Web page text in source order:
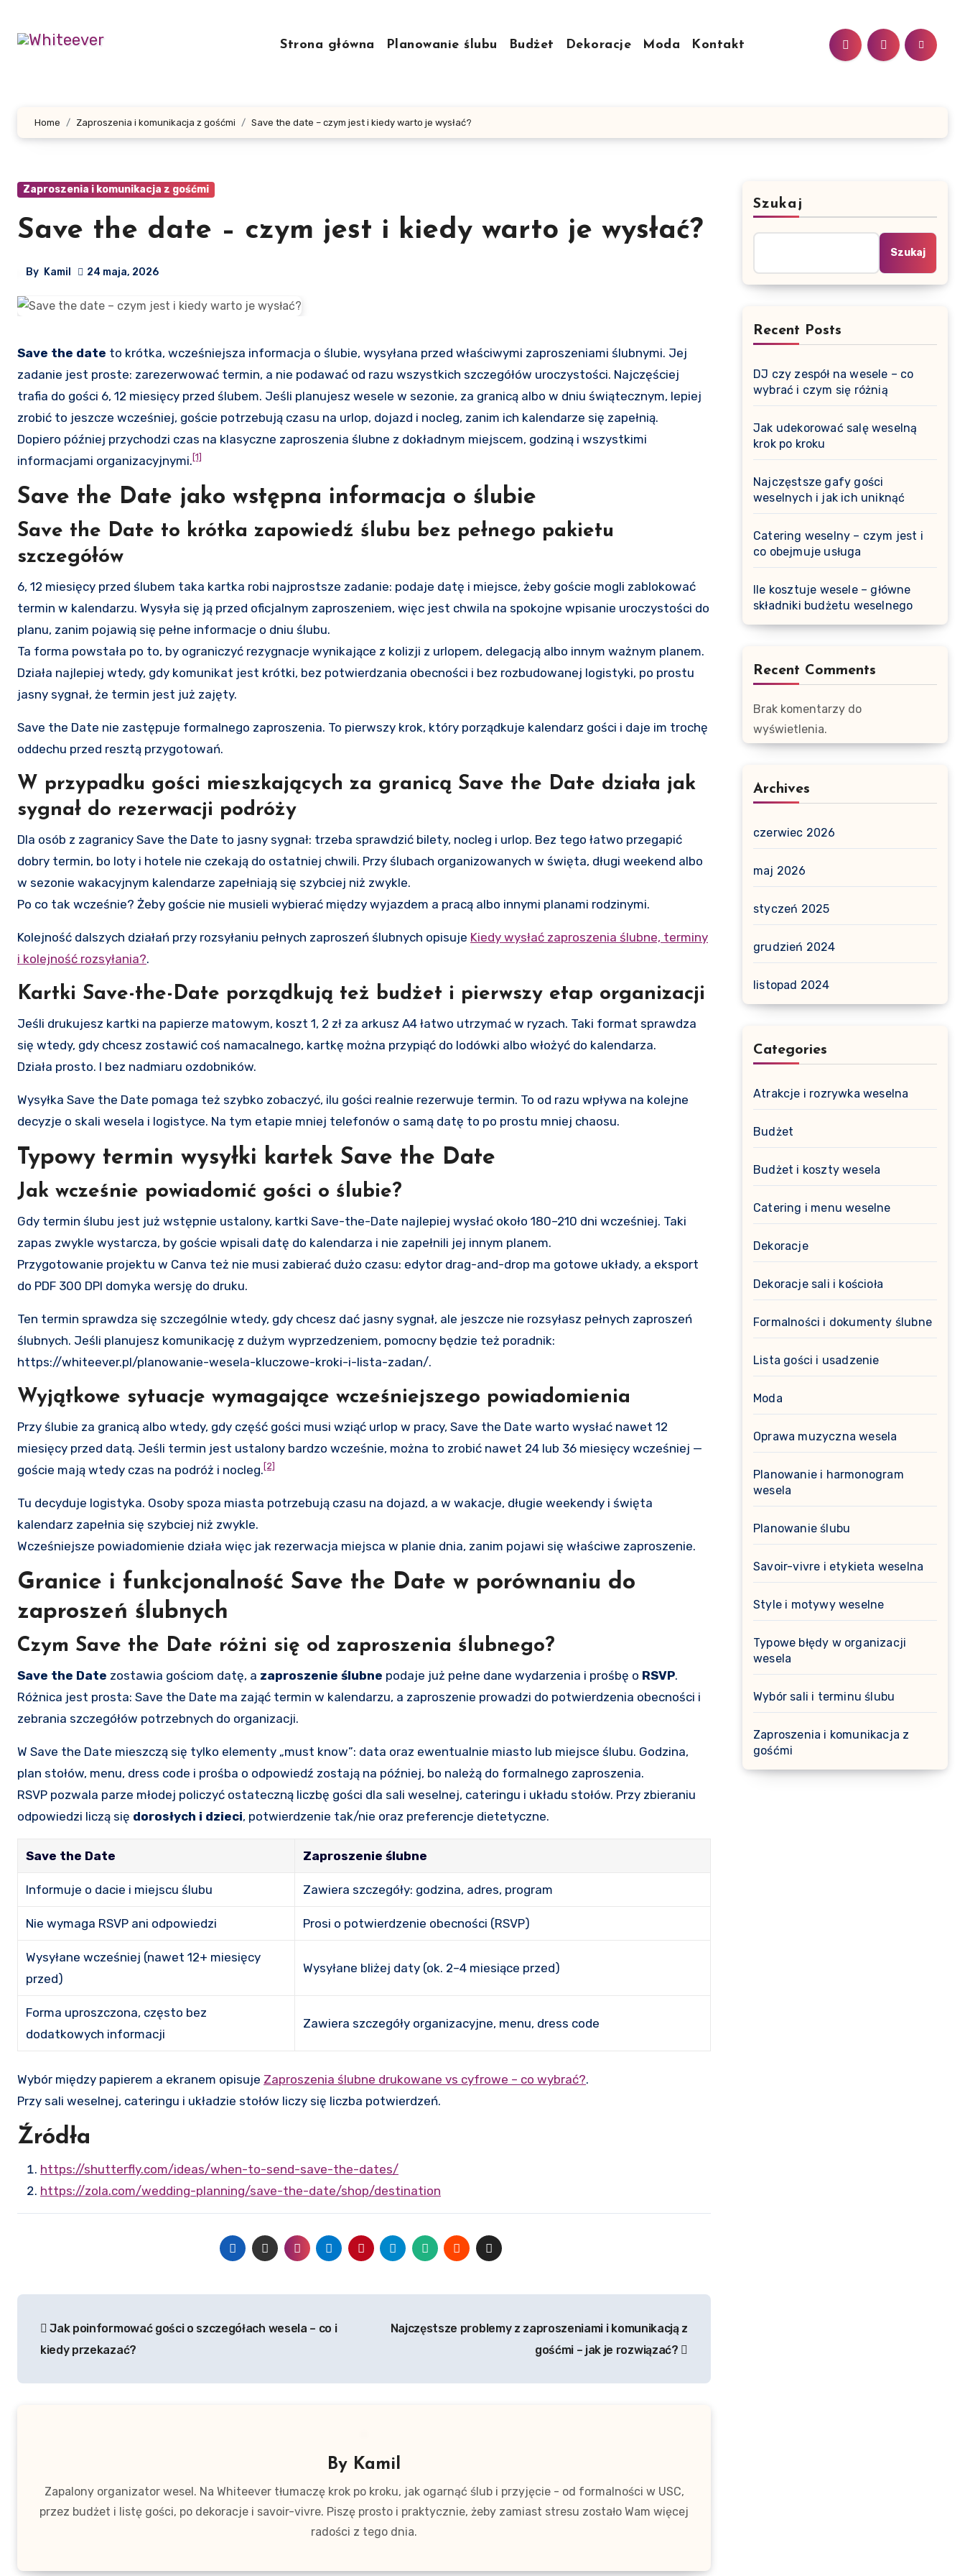
content
Strona główna Planowanie ślubu Budżet Dekoracje Moda Kontakt
Home Zaproszenia i komunikacja z gośćmi Save the date – czym jest i kiedy warto je wysłać?
Zaproszenia i komunikacja z gośćmi
Save the date – czym jest i kiedy warto je wysłać?
By Kamil 24 maja, 2026
Save the date to krótka, wcześniejsza informacja o ślubie, wysyłana przed właściwymi zaproszeniami ślubnymi. Jej
zadanie jest proste: zarezerwować termin, a nie podawać od razu wszystkich szczegółów uroczystości. Najczęściej
trafia do gości 6, 12 miesięcy przed ślubem. Jeśli planujesz wesele w sezonie, za granicą albo w dniu świątecznym, lepiej
zrobić to jeszcze wcześniej, goście potrzebują czasu na urlop, dojazd i nocleg, zanim ich kalendarze się zapełnią.
Dopiero później przychodzi czas na klasyczne zaproszenia ślubne z dokładnym miejscem, godziną i wszystkimi
informacjami organizacyjnymi. [1]
Save the Date jako wstępna informacja o ślubie
Save the Date to krótka zapowiedź ślubu bez pełnego pakietu
szczegółów
6, 12 miesięcy przed ślubem taka kartka robi najprostsze zadanie: podaje datę i miejsce, żeby goście mogli zablokować
termin w kalendarzu. Wysyła się ją przed oficjalnym zaproszeniem, więc jest chwila na spokojne wpisanie uroczystości do
planu, zanim pojawią się pełne informacje o dniu ślubu.
Ta forma powstała po to, by ograniczyć rezygnacje wynikające z kolizji z urlopem, delegacją albo innym ważnym planem.
Działa najlepiej wtedy, gdy komunikat jest krótki, bez potwierdzania obecności i bez rozbudowanej logistyki, po prostu
jasny sygnał, że termin jest już zajęty.
Save the Date nie zastępuje formalnego zaproszenia. To pierwszy krok, który porządkuje kalendarz gości i daje im trochę
oddechu przed resztą przygotowań.
W przypadku gości mieszkających za granicą Save the Date działa jak
sygnał do rezerwacji podróży
Dla osób z zagranicy Save the Date to jasny sygnał: trzeba sprawdzić bilety, nocleg i urlop. Bez tego łatwo przegapić
dobry termin, bo loty i hotele nie czekają do ostatniej chwili. Przy ślubach organizowanych w święta, długi weekend albo
w sezonie wakacyjnym kalendarze zapełniają się szybciej niż zwykle.
Po co tak wcześnie? Żeby goście nie musieli wybierać między wyjazdem a pracą albo innymi planami rodzinymi.
Kolejność dalszych działań przy rozsyłaniu pełnych zaproszeń ślubnych opisuje Kiedy wysłać zaproszenia ślubne, terminy
i kolejność rozsyłania?.
Kartki Save-the-Date porządkują też budżet i pierwszy etap organizacji
Jeśli drukujesz kartki na papierze matowym, koszt 1, 2 zł za arkusz A4 łatwo utrzymać w ryzach. Taki format sprawdza
się wtedy, gdy chcesz zostawić coś namacalnego, kartkę można przypiąć do lodówki albo włożyć do kalendarza.
Działa prosto. I bez nadmiaru ozdobników.
Wysyłka Save the Date pomaga też szybko zobaczyć, ilu gości realnie rezerwuje termin. To od razu wpływa na kolejne
decyzje o skali wesela i logistyce. Na tym etapie mniej telefonów o samą datę to po prostu mniej chaosu.
Typowy termin wysyłki kartek Save the Date
Jak wcześnie powiadomić gości o ślubie?
Gdy termin ślubu jest już wstępnie ustalony, kartki Save-the-Date najlepiej wysłać około 180–210 dni wcześniej. Taki
zapas zwykle wystarcza, by goście wpisali datę do kalendarza i nie zapełnili jej innym planem.
Przygotowanie projektu w Canva też nie musi zabierać dużo czasu: edytor drag-and-drop ma gotowe układy, a eksport
do PDF 300 DPI domyka wersję do druku.
Ten termin sprawdza się szczególnie wtedy, gdy chcesz dać jasny sygnał, ale jeszcze nie rozsyłasz pełnych zaproszeń
ślubnych. Jeśli planujesz komunikację z dużym wyprzedzeniem, pomocny będzie też poradnik:
https://whiteever.pl/planowanie-wesela-kluczowe-kroki-i-lista-zadan/.
Wyjątkowe sytuacje wymagające wcześniejszego powiadomienia
Przy ślubie za granicą albo wtedy, gdy część gości musi wziąć urlop w pracy, Save the Date warto wysłać nawet 12
miesięcy przed datą. Jeśli termin jest ustalony bardzo wcześnie, można to zrobić nawet 24 lub 36 miesięcy wcześniej —
goście mają wtedy czas na podróż i nocleg. [2]
Tu decyduje logistyka. Osoby spoza miasta potrzebują czasu na dojazd, a w wakacje, długie weekendy i święta
kalendarz zapełnia się szybciej niż zwykle.
Wcześniejsze powiadomienie działa więc jak rezerwacja miejsca w planie dnia, zanim pojawi się właściwe zaproszenie.
Granice i funkcjonalność Save the Date w porównaniu do
zaproszeń ślubnych
Czym Save the Date różni się od zaproszenia ślubnego?
Save the Date zostawia gościom datę, a zaproszenie ślubne podaje już pełne dane wydarzenia i prośbę o RSVP.
Różnica jest prosta: Save the Date ma zająć termin w kalendarzu, a zaproszenie prowadzi do potwierdzenia obecności i
zebrania szczegółów potrzebnych do organizacji.
W Save the Date mieszczą się tylko elementy „must know”: data oraz ewentualnie miasto lub miejsce ślubu. Godzina,
plan stołów, menu, dress code i prośba o odpowiedź zostają na później, bo należą do formalnego zaproszenia.
RSVP pozwala parze młodej policzyć ostateczną liczbę gości dla sali weselnej, cateringu i układu stołów. Przy zbieraniu
odpowiedzi liczą się dorosłych i dzieci, potwierdzenie tak/nie oraz preferencje dietetyczne.
Save the Date Zaproszenie ślubne
Informuje o dacie i miejscu ślubu Zawiera szczegóły: godzina, adres, program
Nie wymaga RSVP ani odpowiedzi Prosi o potwierdzenie obecności (RSVP)
Wysyłane wcześniej (nawet 12+ miesięcy
przed)
Wysyłane bliżej daty (ok. 2–4 miesiące przed)
Forma uproszczona, często bez
dodatkowych informacji
Zawiera szczegóły organizacyjne, menu, dress code
Wybór między papierem a ekranem opisuje Zaproszenia ślubne drukowane vs cyfrowe – co wybrać?.
Przy sali weselnej, cateringu i układzie stołów liczy się liczba potwierdzeń.
Źródła
https://shutterfly.com/ideas/when-to-send-save-the-dates/
https://zola.com/wedding-planning/save-the-date/shop/destination
wpisu
Jak poinformować gości o szczegółach wesela – co i
kiedy przekazać?
Najczęstsze problemy z zaproszeniami i komunikacją z
gośćmi – jak je rozwiązać?
By Kamil
Zapalony organizator wesel. Na Whiteever tłumaczę krok po kroku, jak ogarnąć ślub i przyjęcie - od formalności w USC,
przez budżet i listę gości, po dekoracje i savoir-vivre. Piszę prosto i praktycznie, żeby zamiast stresu zostało Wam więcej
radości z tego dnia.
Szukaj
Szukaj
Recent Posts
DJ czy zespół na wesele – co
wybrać i czym się różnią
Jak udekorować salę weselną
krok po kroku
Najczęstsze gafy gości
weselnych i jak ich uniknąć
Catering weselny – czym jest i
co obejmuje usługa
Ile kosztuje wesele – główne
składniki budżetu weselnego
Recent Comments
Brak komentarzy do
wyświetlenia.
Archives
czerwiec 2026
maj 2026
styczeń 2025
grudzień 2024
listopad 2024
Categories
Atrakcje i rozrywka weselna
Budżet
Budżet i koszty wesela
Catering i menu weselne
Dekoracje
Dekoracje sali i kościoła
Formalności i dokumenty ślubne
Lista gości i usadzenie
Moda
Oprawa muzyczna wesela
Planowanie i harmonogram
wesela
Planowanie ślubu
Savoir-vivre i etykieta weselna
Style i motywy weselne
Typowe błędy w organizacji
wesela
Wybór sali i terminu ślubu
Zaproszenia i komunikacja z
gośćmi